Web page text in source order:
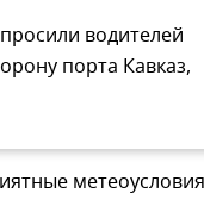
водителей
порта Кавказ,
метеоусловия